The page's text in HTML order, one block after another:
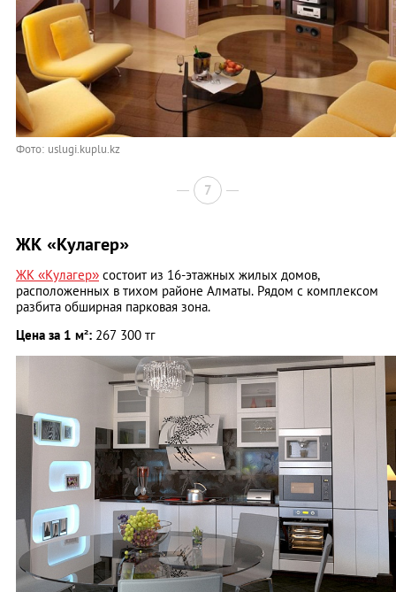
Фото: uslugi.kuplu.kz
7
ЖК «Кулагер»
ЖК «Кулагер» состоит из 16-этажных жилых домов,
расположенных в тихом районе Алматы. Рядом с комплексом
разбита обширная парковая зона.
Цена за 1 м²: 267 300 тг